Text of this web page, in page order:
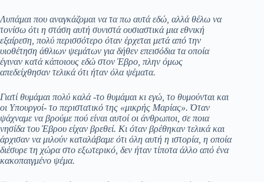
Λυπάμαι που αναγκάζομαι να τα πω αυτά εδώ, αλλά θέλω να
τονίσω ότι η στάση αυτή συνιστά ουσιαστικά μια εθνική
εξαίρεση, πολύ περισσότερο όταν έρχεται μετά από την
υιοθέτηση άθλιων ψεμάτων για δήθεν επεισόδια τα οποία
έγιναν κατά κάποιους εδώ στον Έβρο, πλην όμως
απεδείχθησαν τελικά ότι ήταν όλα ψέματα.
Γιατί θυμάμαι πολύ καλά -το θυμάμαι κι εγώ, το θυμούνται και
οι Υπουργοί- το περιστατικό της «μικρής Μαρίας». Όταν
ψάχναμε να βρούμε πού είναι αυτοί οι άνθρωποι, σε ποια
νησίδα του Έβρου είχαν βρεθεί. Κι όταν βρέθηκαν τελικά και
άρχισαν να μιλούν καταλάβαμε ότι όλη αυτή η ιστορία, η οποία
διέσυρε τη χώρα στο εξωτερικό, δεν ήταν τίποτα άλλο από ένα
κακοπαιγμένο ψέμα.